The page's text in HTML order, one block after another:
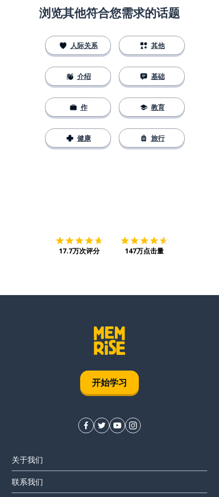
浏览其他符合您需求的话题
人际关系
介绍
作
健康
其他
基础
教育
旅行
17.7万次评分 147万点击量
开始学习
关于我们
联系我们